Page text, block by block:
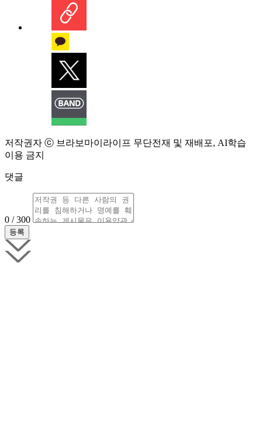
저작권자 ⓒ 브라보마이라이프 무단전재 및 재배포, AI학습
이용 금지
댓글
0 / 300